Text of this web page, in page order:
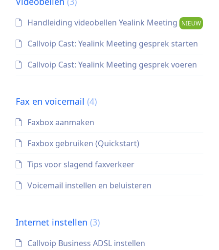
Handleiding videobellen Yealink Meeting NIEUW
Callvoip Cast: Yealink Meeting gesprek starten
Callvoip Cast: Yealink Meeting gesprek voeren
Fax en voicemail (4)
Faxbox aanmaken
Faxbox gebruiken (Quickstart)
Tips voor slagend faxverkeer
Voicemail instellen en beluisteren
Internet instellen (3)
Callvoip Business ADSL instellen